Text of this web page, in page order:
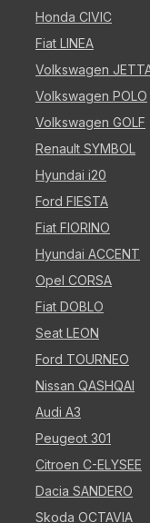
Honda CIVIC
Fiat LINEA
Volkswagen
Volkswagen POLO
Volkswagen GOLF
Renault SYMBOL
Hyundai i20
Ford FIESTA
Fiat FIORINO
Hyundai ACCENT
Opel CORSA
Fiat DOBLO
Seat LEON
Ford TOURNEO
Nissan QASHQAI
Audi A3
Peugeot 301
Citroen C-ELYSEE
Dacia SANDERO
Skoda OCTAVIA